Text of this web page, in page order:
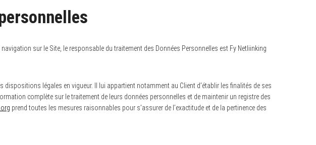
sur le Site, le responsable du traitement des Données Personnelles est Fy Netliinking
dispositions légales en vigueur. Il lui appartient notamment au Client d’établir les finalités de ses
complète sur le traitement de leurs données personnelles et de maintenir un registre des
prend toutes les mesures raisonnables pour s’assurer de l’exactitude et de la pertinence des